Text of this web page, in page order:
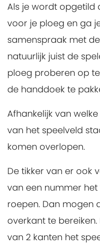
Als je wordt opgetild
voor je ploeg en ga
samenspraak met
natuurlijk juist de
ploeg proberen op
de handdoek te
Afhankelijk van
van het speelveld
komen overlopen.
De tikker van er ook
van een nummer
roepen. Dan mogen
overkant te
van 2 kanten het